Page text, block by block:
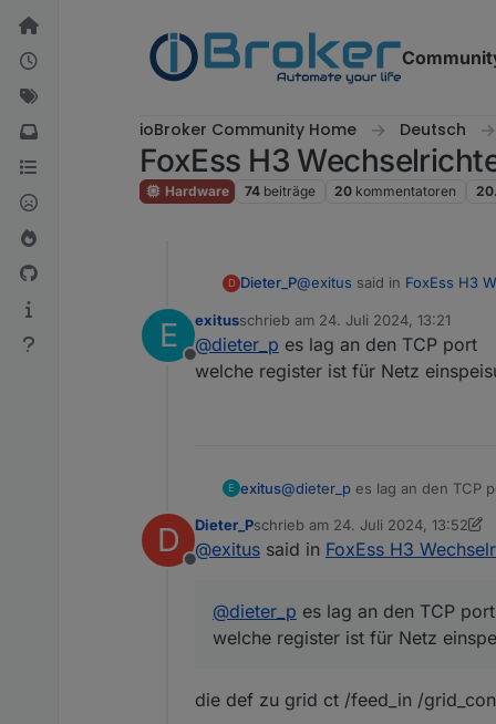
Weiter zum Inhalt
ioBroker Community Home Deutsch
FoxEss H3
Hardware 74 beiträge 20 kommentatoren
D Dieter_P@exitus said in FoxEss H3
das steht in log
On error: {"errno":-
hiernach schlägt die
E
Offline
exitusschrieb am 24. Juli 2024, 13:21
zuletzt editiert von
@dieter_p es lag an den TCP port
welche register ist für Netz
E exitus@dieter_p es lag an den TCP
D
Offline
Dieter_Pschrieb am 24. Juli 2024, 13:52
zuletzt editiert von Dieter_P
@exitus said in FoxEss H3
@dieter_p es lag an den TCP port
welche register ist für Netz
die def zu grid ct /feed_in /